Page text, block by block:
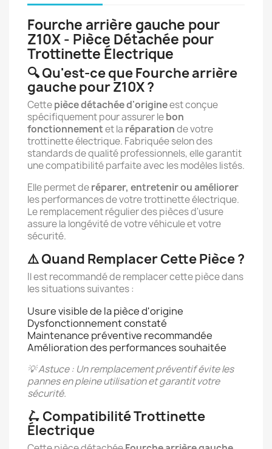
Fourche arrière gauche pour
Z10X - Pièce Détachée pour
Trottinette Électrique
🔍 Qu'est-ce que Fourche arrière
gauche pour Z10X ?
Cettepièce détachée d'origineest conçue
spécifiquement pour assurer lebon
fonctionnementet la réparationde votre
trottinette électrique. Fabriquée selon des
standards de qualité professionnels, elle garantit
une compatibilité parfaite avec les modèles listés.
Elle permet deréparer, entretenir ou améliorer
les performances de votre trottinette électrique.
Le remplacement régulier des pièces d'usure
assure la longévité de votre véhicule et votre
sécurité.
⚠️ Quand Remplacer Cette Pièce ?
Il est recommandé de remplacer cette pièce dans
les situations suivantes :
Usure visible de la pièce d'origine
Dysfonctionnement constaté
Maintenance préventive recommandée
Amélioration des performances souhaitée
💡 Astuce : Un remplacement préventif évite les
pannes en pleine utilisation et garantit votre
sécurité.
🛴 Compatibilité Trottinette
Électrique